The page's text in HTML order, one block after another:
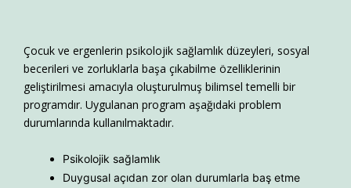
Çocuk ve ergenlerin psikolojik sağlamlık düzeyleri, sosyal
becerileri ve zorluklarla başa çıkabilme özelliklerinin
geliştirilmesi amacıyla oluşturulmuş bilimsel temelli bir
programdır. Uygulanan program aşağıdaki problem
durumlarında kullanılmaktadır.
Psikolojik sağlamlık
Duygusal açıdan zor olan durumlarla baş etme